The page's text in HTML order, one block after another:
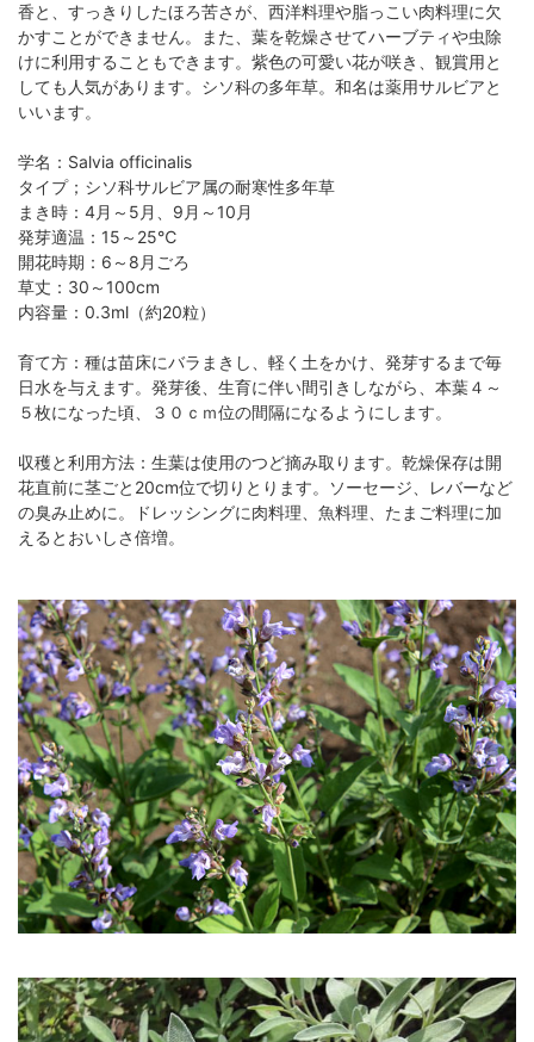
香と、すっきりしたほろ苦さが、西洋料理や脂っこい肉料理に欠
かすことができません。また、葉を乾燥させてハーブティや虫除
けに利用することもできます。紫色の可愛い花が咲き、観賞用と
しても人気があります。シソ科の多年草。和名は薬用サルビアと
いいます。
学名：Salvia officinalis
タイプ；シソ科サルビア属の耐寒性多年草
まき時：4月～5月、9月～10月
発芽適温：15～25℃
開花時期：6～8月ごろ
草丈：30～100cm
内容量：0.3ml（約20粒）
育て方：種は苗床にバラまきし、軽く土をかけ、発芽するまで毎
日水を与えます。発芽後、生育に伴い間引きしながら、本葉４～
５枚になった頃、３０ｃｍ位の間隔になるようにします。
収穫と利用方法：生葉は使用のつど摘み取ります。乾燥保存は開
花直前に茎ごと20cm位で切りとります。ソーセージ、レバーなど
の臭み止めに。ドレッシングに肉料理、魚料理、たまご料理に加
えるとおいしさ倍増。